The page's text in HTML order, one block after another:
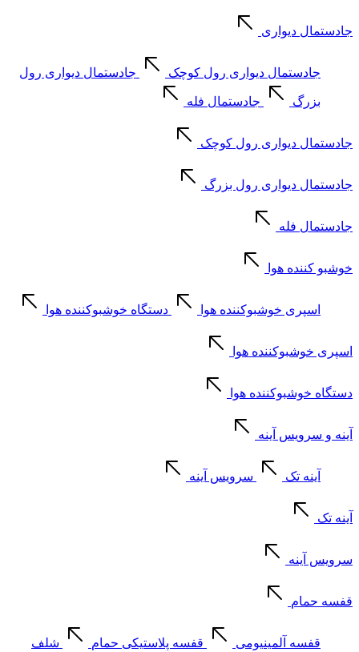
جادستمال دیواری
جادستمال دیواری رول کوچک جادستمال دیواری رول
بزرگ جادستمال فله
جادستمال دیواری رول کوچک
جادستمال دیواری رول بزرگ
جادستمال فله
خوشبو کننده هوا
اسپری خوشبوکننده هوا دستگاه خوشبوکننده هوا
اسپری خوشبوکننده هوا
دستگاه خوشبوکننده هوا
آینه و سرویس آینه
آینه تک سرویس آینه
آینه تک
سرویس آینه
قفسه حمام
قفسه آلمینیومی قفسه پلاستیکی حمام شلف